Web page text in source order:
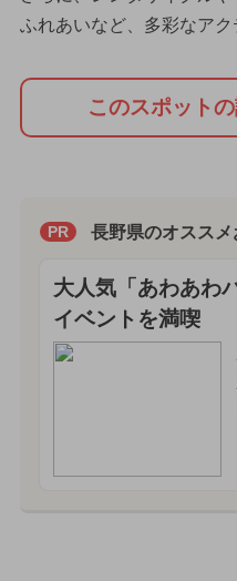
ふれあいなど、多彩なアク
このスポット
PR 長野県のオススメ
大人気「あわあわ
イベントを満喫